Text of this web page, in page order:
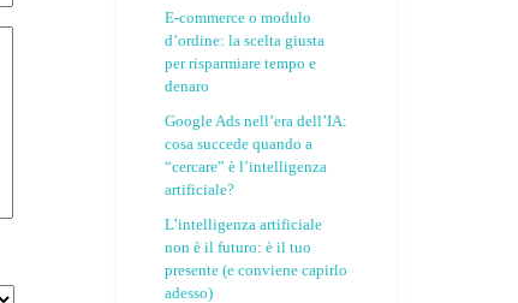
E-commerce o modulo
d’ordine: la scelta giusta
per risparmiare tempo e
denaro
Google Ads nell’era dell’IA:
cosa succede quando a
“cercare” è l’intelligenza
artificiale?
L’intelligenza artificiale
non è il futuro: è il tuo
presente (e conviene capirlo
adesso)